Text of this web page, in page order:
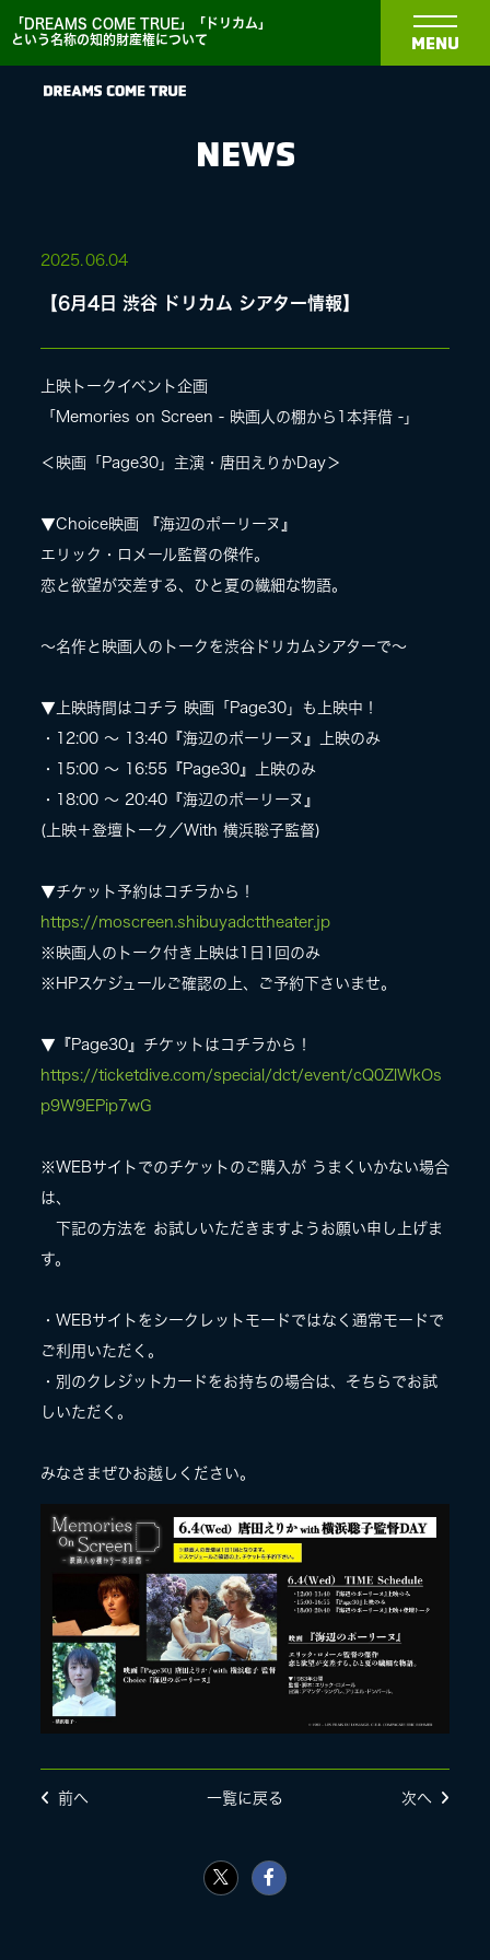
「DREAMS COME TRUE」「ドリカム」
という名称の知的財産権について
MENU
BIOGRAPHY
DISCOGRAPHY
MEDIA
LIVE
NEWS
2025. 06.04
【6月4日 渋谷 ドリカム シアター情報】
上映トークイベント企画
「Memories on Screen - 映画人の棚から1本拝借 -」
＜映画「Page30」主演・唐田えりかDay＞
▼Choice映画 『海辺のポーリーヌ』
エリック・ロメール監督の傑作。
恋と欲望が交差する、ひと夏の繊細な物語。
〜名作と映画人のトークを渋谷ドリカムシアターで〜
▼上映時間はコチラ 映画「Page30」も上映中！
・12:00 〜 13:40『海辺のポーリーヌ』上映のみ
・15:00 〜 16:55『Page30』上映のみ
・18:00 〜 20:40『海辺のポーリーヌ』
(上映＋登壇トーク／With 横浜聡子監督)
▼チケット予約はコチラから！
https://moscreen.shibuyadcttheater.jp
※映画人のトーク付き上映は1日1回のみ
※HPスケジュールご確認の上、ご予約下さいませ。
▼『Page30』チケットはコチラから！
https://ticketdive.com/special/dct/event/cQ0ZlWkOs
p9W9EPip7wG
※WEBサイトでのチケットのご購入が うまくいかない場合
は、
下記の方法を お試しいただきますようお願い申し上げま
す。
・WEBサイトをシークレットモードではなく通常モードで
ご利用いただく。
・別のクレジットカードをお持ちの場合は、そちらでお試
しいただく。
みなさまぜひお越しください。
前へ 一覧に戻る 次へ